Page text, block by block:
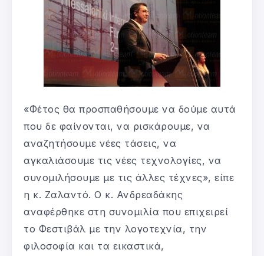
«Φέτος θα προσπαθήσουμε να δούμε αυτά
που δε φαίνονται, να ρισκάρουμε, να
αναζητήσουμε νέες τάσεις, να
αγκαλιάσουμε τις νέες τεχνολογίες, να
συνομιλήσουμε με τις άλλες τέχνες», είπε
η κ. Ζαλαντό. Ο κ. Ανδρεαδάκης
αναφέρθηκε στη συνομιλία που επιχειρεί
το Φεστιβάλ με την λογοτεχνία, την
φιλοσοφία και τα εικαστικά,